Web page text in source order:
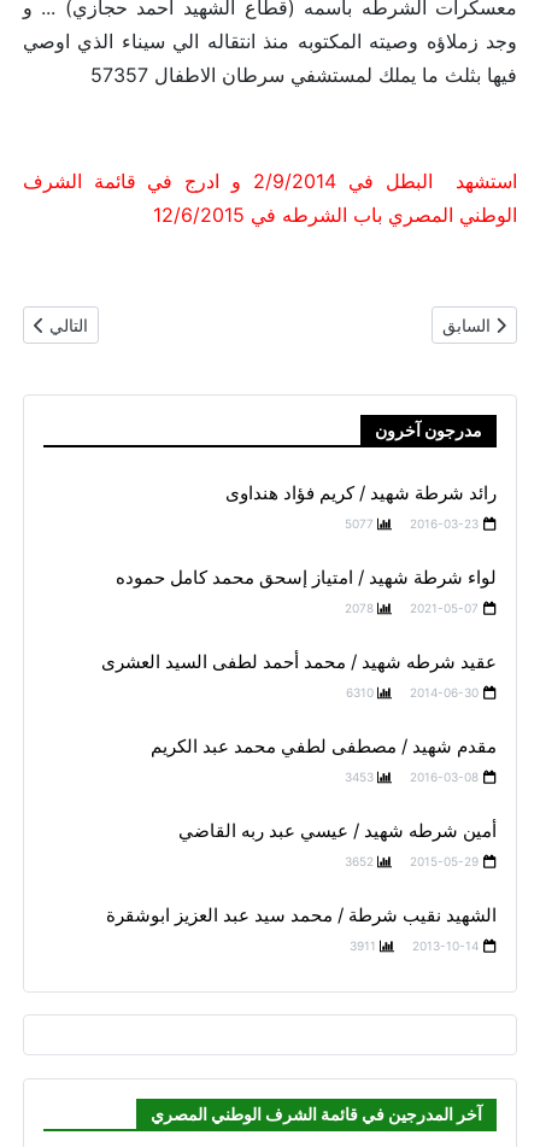
معسكرات الشرطه باسمه (قطاع الشهيد احمد حجازي) ... و
وجد زملاؤه وصيته المكتوبه منذ انتقاله الي سيناء الذي اوصي
فيها بثلث ما يملك لمستشفي سرطان الاطفال 57357
استشهد البطل في 2/9/2014 و ادرج في قائمة الشرف
الوطني المصري باب الشرطه في 12/6/2015
المقال السابق: مقدم شرطه شهيد / محمد خالد عبداللطيف السحيلي
السابق المقال
التالي
مدرجون آخرون
رائد شرطة شهيد / كريم فؤاد هنداوى
2016-03-23
5077
لواء شرطة شهيد / امتياز إسحق محمد كامل حموده
2021-05-07
2078
عقيد شرطه شهيد / محمد أحمد لطفى السيد العشرى
2014-06-30
6310
مقدم شهيد / مصطفى لطفي محمد عبد الكريم
2016-03-08
3453
أمين شرطه شهيد / عيسي عبد ربه القاضي
2015-05-29
3652
الشهيد نقيب شرطة / محمد سيد عبد العزيز ابوشقرة
2013-10-14
3911
آخر المدرجين في قائمة الشرف الوطني المصري